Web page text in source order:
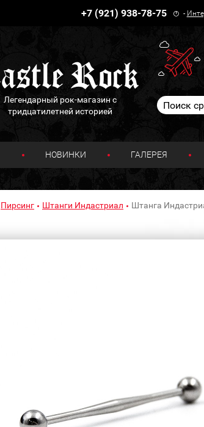
+7 (921) 938-78-75 -
Легендарный рок-магазин с
тридцатилетней историей
НОВИНКИ ГАЛЕРЕЯ
Пирсинг Штанги Индастриал Штанга